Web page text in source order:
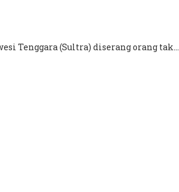
Tenggara (Sultra) diserang orang tak...